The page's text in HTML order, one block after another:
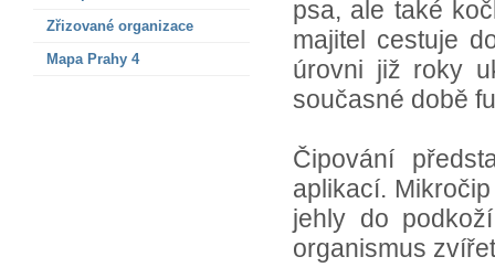
Zřizované organizace
Mapa Prahy 4
psa, ale také
majitel cestuje
úrovni již roky
současné době
Čipování
aplikací.
jehly do
organismus